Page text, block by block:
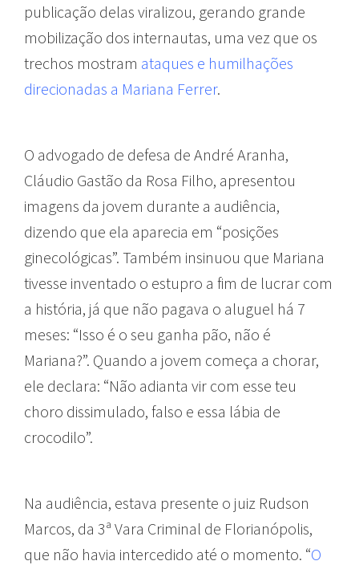
publicação delas viralizou, gerando grande
mobilização dos internautas, uma vez que os
trechos mostram ataques e humilhações
direcionadas a Mariana Ferrer.
O advogado de defesa de André Aranha,
Cláudio Gastão da Rosa Filho, apresentou
imagens da jovem durante a audiência,
dizendo que ela aparecia em “posições
ginecológicas”. Também insinuou que Mariana
tivesse inventado o estupro a fim de lucrar com
a história, já que não pagava o aluguel há 7
meses: “Isso é o seu ganha pão, não é
Mariana?”. Quando a jovem começa a chorar,
ele declara: “Não adianta vir com esse teu
choro dissimulado, falso e essa lábia de
crocodilo”.
Na audiência, estava presente o juiz Rudson
Marcos, da 3ª Vara Criminal de Florianópolis,
que não havia intercedido até o momento. “O